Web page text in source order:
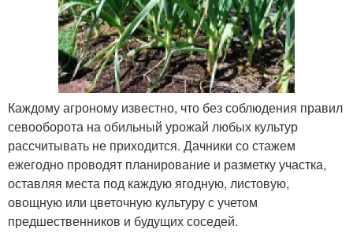
Каждому агроному известно, что без соблюдения правил
севооборота на обильный урожай любых культур
рассчитывать не приходится. Дачники со стажем
ежегодно проводят планирование и разметку участка,
оставляя места под каждую ягодную, листовую,
овощную или цветочную культуру с учетом
предшественников и будущих соседей.